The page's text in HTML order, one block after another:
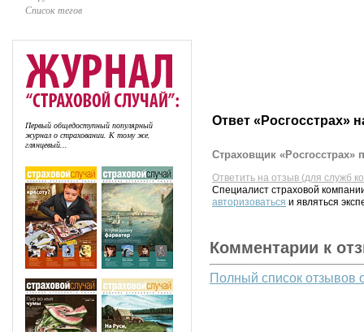
Список тегов
Первый общедоступный популярный
журнал о страховании. К тому же,
глянцевый...
Ответ «Росгосстрах»
Страховщик «Росгосстрах»
Ответить на отзыв (для служб
Специалист страховой
авторизоваться и являться
Комментарии к
Полный список отзывов